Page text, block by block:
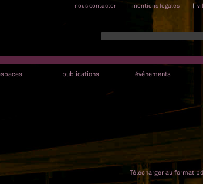
nous contacter | mentions légales |
publications événements
Télécharger au format